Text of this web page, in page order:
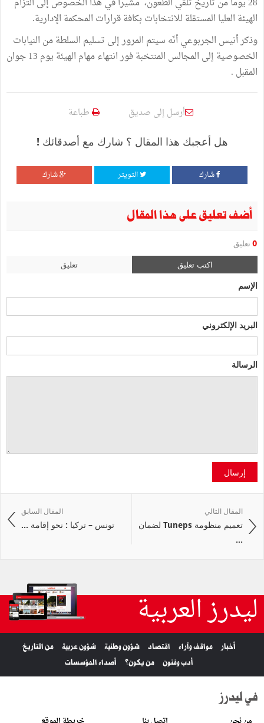
الهيئة العليا المستقلة للانتخابات بكافة قرارات المحكمة الإدارية.
وذكر أنيس الجربوعي أنّه سيتم المرور إلى تسليم السلطة من النيابات
الخصوصية إلى المجالس المنتخبة فور انتهاء مهام الهيئة يوم 13 جوان
المقبل .
أرسل إلى صديق طباعة
هل أعجبك هذا المقال ؟ شارك مع أصدقائك !
شارك التويتر شارك
أضف تعليق على هذا المقال
0 تعليق
اكتب تعليق تعليق
الإسم
البريد الإلكتروني
الرسالة
إرسال
المقال السابق
تونس – تركيا : نحو إقامة ...
المقال التالي
تعميم منظومة Tuneps لضمان
...
ليدرز العربية
أخبار مواقف وآراء اقتصاد شؤون وطنية شؤون عربية
من التاريخ
أدب وفنون
من يكون؟ أصداء المؤسسات
في ليدرز